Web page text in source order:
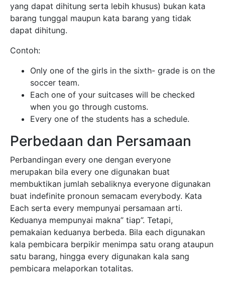
yang dapat dihitung serta lebih khusus) bukan kata
barang tunggal maupun kata barang yang tidak
dapat dihitung.
Contoh:
Only one of the girls in the sixth- grade is on the
soccer team.
Each one of your suitcases will be checked
when you go through customs.
Every one of the students has a schedule.
Perbedaan dan Persamaan
Perbandingan every one dengan everyone
merupakan bila every one digunakan buat
membuktikan jumlah sebaliknya everyone digunakan
buat indefinite pronoun semacam everybody. Kata
Each serta every mempunyai persamaan arti.
Keduanya mempunyai makna” tiap”. Tetapi,
pemakaian keduanya berbeda. Bila each digunakan
kala pembicara berpikir menimpa satu orang ataupun
satu barang, hingga every digunakan kala sang
pembicara melaporkan totalitas.